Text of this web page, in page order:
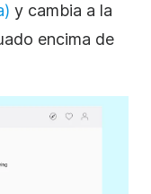
y cambia a la
encima de